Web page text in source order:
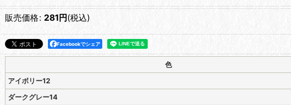
販売価格: 281円(税込)
Facebookでシェア
色
アイボリー12
ダークグレー14